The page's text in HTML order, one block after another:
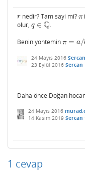
r
r nedir? Tam sayi mi?π
π
olur, q ∈ Q
q ∈Q
.
Benin yontemin π = a/
π=a/ b
24 Mayıs 2016 Sercan
23 Eylül 2016 Sercan
Daha önce Doğan
24 Mayıs 2016
14 Kasım 2019 Sercan
1 cevap